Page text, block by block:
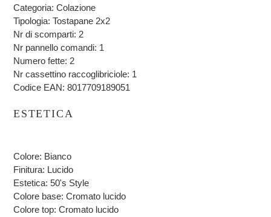
Categoria: Colazione
Tipologia: Tostapane 2x2
Nr di scomparti: 2
Nr pannello comandi: 1
Numero fette: 2
Nr cassettino raccoglibriciole: 1
Codice EAN: 8017709189051
ESTETICA
Colore: Bianco
Finitura: Lucido
Estetica: 50's Style
Colore base: Cromato lucido
Colore top: Cromato lucido